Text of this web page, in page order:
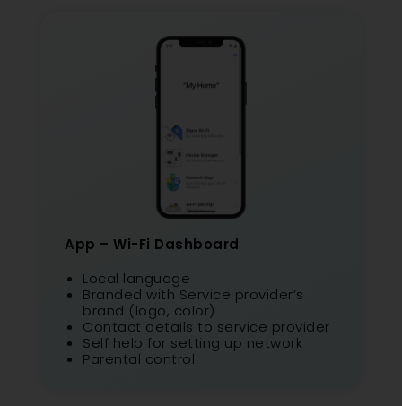
App – Wi-Fi Dashboard
Local language
Branded with Service provider’s
brand (logo, color)
Contact details to service provider
Self help for setting up network
Parental control